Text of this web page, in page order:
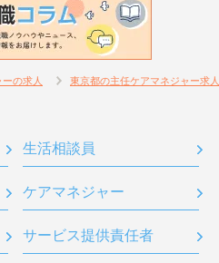
の求人 東京都の主任ケアマネジャー求人
生活相談員
ケアマネジャー
サービス提供責任者